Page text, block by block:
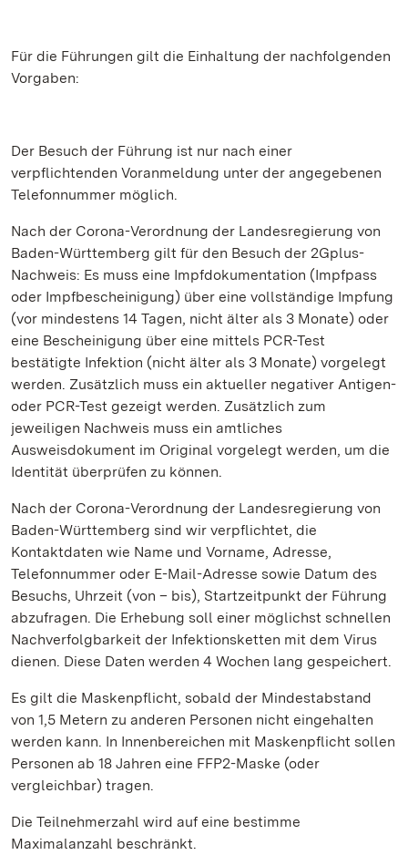
Für die Führungen gilt die Einhaltung der nachfolgenden
Vorgaben:
Der Besuch der Führung ist nur nach einer
verpflichtenden Voranmeldung unter der angegebenen
Telefonnummer möglich.
Nach der Corona-Verordnung der Landesregierung von
Baden-Württemberg gilt für den Besuch der 2Gplus-
Nachweis: Es muss eine Impfdokumentation (Impfpass
oder Impfbescheinigung) über eine vollständige Impfung
(vor mindestens 14 Tagen, nicht älter als 3 Monate) oder
eine Bescheinigung über eine mittels PCR-Test
bestätigte Infektion (nicht älter als 3 Monate) vorgelegt
werden. Zusätzlich muss ein aktueller negativer Antigen-
oder PCR-Test gezeigt werden. Zusätzlich zum
jeweiligen Nachweis muss ein amtliches
Ausweisdokument im Original vorgelegt werden, um die
Identität überprüfen zu können.
Nach der Corona-Verordnung der Landesregierung von
Baden-Württemberg sind wir verpflichtet, die
Kontaktdaten wie Name und Vorname, Adresse,
Telefonnummer oder E-Mail-Adresse sowie Datum des
Besuchs, Uhrzeit (von – bis), Startzeitpunkt der Führung
abzufragen. Die Erhebung soll einer möglichst schnellen
Nachverfolgbarkeit der Infektionsketten mit dem Virus
dienen. Diese Daten werden 4 Wochen lang gespeichert.
Es gilt die Maskenpflicht, sobald der Mindestabstand
von 1,5 Metern zu anderen Personen nicht eingehalten
werden kann. In Innenbereichen mit Maskenpflicht sollen
Personen ab 18 Jahren eine FFP2-Maske (oder
vergleichbar) tragen.
Die Teilnehmerzahl wird auf eine bestimme
Maximalanzahl beschränkt.